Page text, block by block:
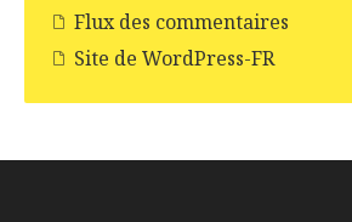
Flux des commentaires
Site de WordPress-FR